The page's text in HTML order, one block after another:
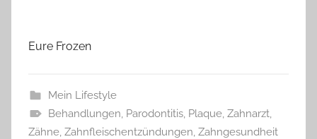
Eure Frozen
Mein Lifestyle
Behandlungen, Parodontitis, Plaque, Zahnarzt,
Zähne, Zahnfleischentzündungen, Zahngesundheit